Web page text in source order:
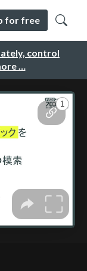
control
…
for free